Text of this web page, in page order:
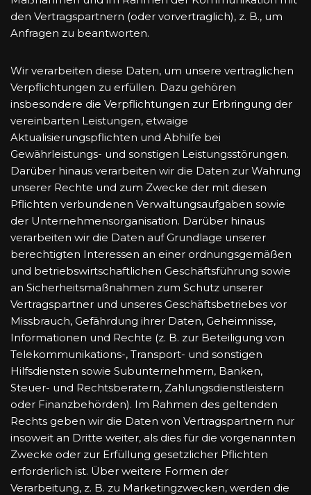
den Vertragspartnern (oder vorvertraglich), z. B., um
Anfragen zu beantworten.
Wir verarbeiten diese Daten, um unsere vertraglichen
Verpflichtungen zu erfüllen. Dazu gehören
insbesondere die Verpflichtungen zur Erbringung der
vereinbarten Leistungen, etwaige
Aktualisierungspflichten und Abhilfe bei
Gewährleistungs- und sonstigen Leistungsstörungen.
Darüber hinaus verarbeiten wir die Daten zur Wahrung
unserer Rechte und zum Zwecke der mit diesen
Pflichten verbundenen Verwaltungsaufgaben sowie
der Unternehmensorganisation. Darüber hinaus
verarbeiten wir die Daten auf Grundlage unserer
berechtigten Interessen an einer ordnungsgemäßen
und betriebswirtschaftlichen Geschäftsführung sowie
an Sicherheitsmaßnahmen zum Schutz unserer
Vertragspartner und unseres Geschäftsbetriebes vor
Missbrauch, Gefährdung ihrer Daten, Geheimnisse,
Informationen und Rechte (z. B. zur Beteiligung von
Telekommunikations-, Transport- und sonstigen
Hilfsdiensten sowie Subunternehmern, Banken,
Steuer- und Rechtsberatern, Zahlungsdienstleistern
oder Finanzbehörden). Im Rahmen des geltenden
Rechts geben wir die Daten von Vertragspartnern nur
insoweit an Dritte weiter, als dies für die vorgenannten
Zwecke oder zur Erfüllung gesetzlicher Pflichten
erforderlich ist. Über weitere Formen der
Verarbeitung, z. B. zu Marketingzwecken, werden die